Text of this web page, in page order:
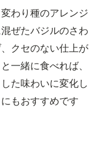
わり種のアレンジ
ぜたバジルのさわ
クセのない仕上が
一緒に食べれば、
た味わいに変化し
もおすすめです